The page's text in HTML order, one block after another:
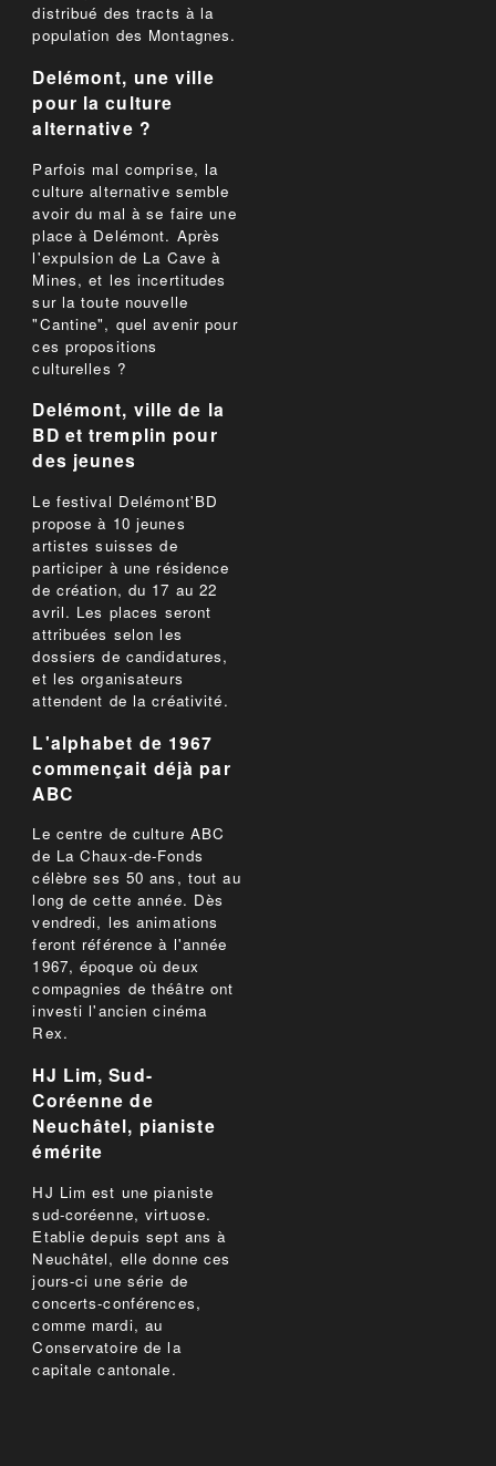
distribué des tracts à la
population des Montagnes.
Delémont, une ville
pour la culture
alternative ?
Parfois mal comprise, la
culture alternative semble
avoir du mal à se faire une
place à Delémont. Après
l'expulsion de La Cave à
Mines, et les incertitudes
sur la toute nouvelle
"Cantine", quel avenir pour
ces propositions
culturelles ?
Delémont, ville de la
BD et tremplin pour
des jeunes
Le festival Delémont'BD
propose à 10 jeunes
artistes suisses de
participer à une résidence
de création, du 17 au 22
avril. Les places seront
attribuées selon les
dossiers de candidatures,
et les organisateurs
attendent de la créativité.
L'alphabet de 1967
commençait déjà par
ABC
Le centre de culture ABC
de La Chaux-de-Fonds
célèbre ses 50 ans, tout au
long de cette année. Dès
vendredi, les animations
feront référence à l'année
1967, époque où deux
compagnies de théâtre ont
investi l'ancien cinéma
Rex.
HJ Lim, Sud-
Coréenne de
Neuchâtel, pianiste
émérite
HJ Lim est une pianiste
sud-coréenne, virtuose.
Etablie depuis sept ans à
Neuchâtel, elle donne ces
jours-ci une série de
concerts-conférences,
comme mardi, au
Conservatoire de la
capitale cantonale.